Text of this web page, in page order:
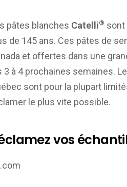
pâtes blanches Catelli® sont
de 145 ans. Ces pâtes de
et offertes dans une
3 à 4 prochaines semaines.
sont pour la plupart
le plus vite possible.
vos